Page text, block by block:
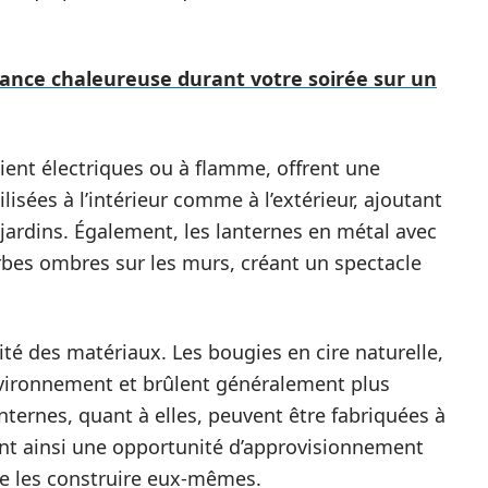
chaleureuse durant votre soirée sur un
électriques ou à flamme, offrent une
à l’intérieur comme à l’extérieur, ajoutant
Également, les lanternes en métal avec
ombres sur les murs, créant un spectacle
des matériaux. Les bougies en cire naturelle,
et brûlent généralement plus
quant à elles, peuvent être fabriquées à
ainsi une opportunité d’approvisionnement
les construire eux-mêmes.